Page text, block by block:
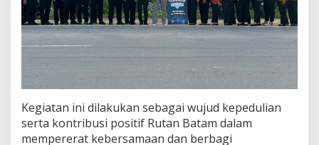
t
u
n
b
a
g
Kegiatan ini dilakukan sebagai wujud kepedulian
serta kontribusi positif Rutan Batam dalam
mempererat kebersamaan dan berbagi